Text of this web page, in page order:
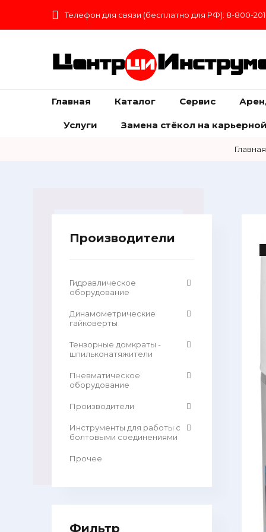
Телефон для связи (бесплатно для РФ): 8-800-
Центр
Главная Каталог Сервис
Услуги Замена стёкол на
Главная
Производители
Гидравлическое
оборудование
Динамометрические
гайковерты
Тензорные домкраты -
шпильконатяжители
Пневматическое
оборудование
Производители
Инструменты для работы с
болтовыми соединениями
Прочее
Фильтр